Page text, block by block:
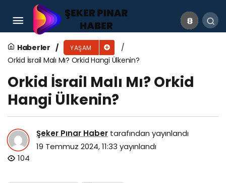
Haberler YAŞAM
Orkid İsrail Malı Mı? Orkid Hangi Ülkenin?
Orkid İsrail Malı Mı? Orkid
Hangi Ülkenin?
Şeker Pınar Haber tarafından yayınlandı
19 Temmuz 2024, 11:33 yayınlandı
104
Ozbekistan Gezilecek Yerler